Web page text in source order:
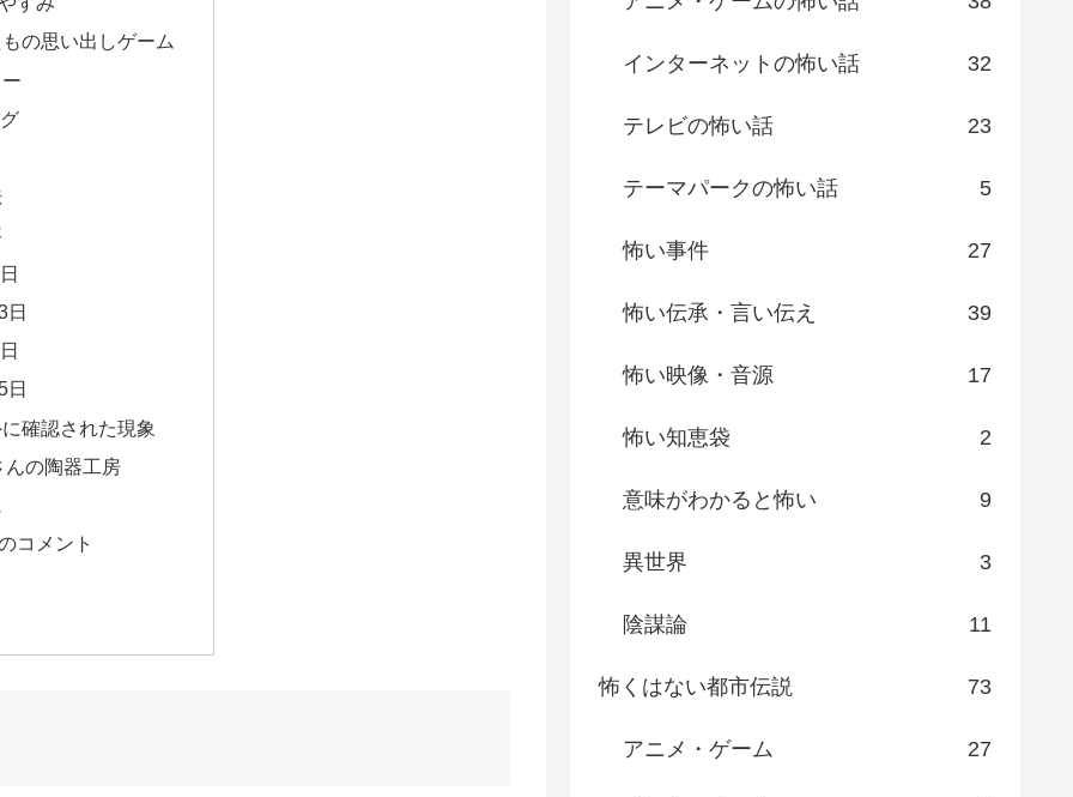
の思い出しゲーム
日
日
確認された現象
んの陶器工房
コメント
インターネットの怖い話 32
テレビの怖い話 23
テーマパークの怖い話 5
怖い事件 27
怖い伝承・言い伝え 39
怖い映像・音源 17
怖い知恵袋 2
意味がわかると怖い 9
異世界 3
陰謀論 11
怖くはない都市伝説 73
アニメ・ゲーム 27